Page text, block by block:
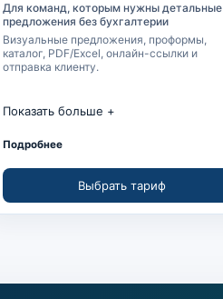
Для команд, которым нужны детальные
предложения без бухгалтерии
Визуальные предложения, проформы,
каталог, PDF/Excel, онлайн-ссылки и
отправка клиенту.
Показать больше
Товары, опции и каталог
PDF, Excel и онлайн-ссылка
Подробнее
Выбрать тариф